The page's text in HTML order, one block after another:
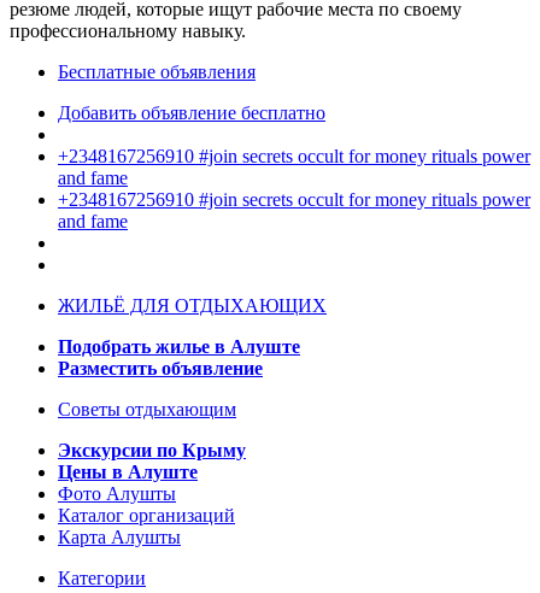
резюме людей, которые ищут рабочие места по своему
профессиональному навыку.
Бесплатные объявления
Добавить объявление бесплатно
+2348167256910 #join secrets occult for money rituals power
and fame
+2348167256910 #join secrets occult for money rituals power
and fame
ЖИЛЬЁ ДЛЯ ОТДЫХАЮЩИХ
Подобрать жилье в Алуште
Разместить объявление
Советы отдыхающим
Экскурсии по Крыму
Цены в Алуште
Фото Алушты
Каталог организаций
Карта Алушты
Категории